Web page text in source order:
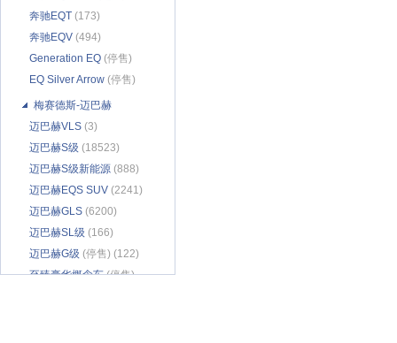
(276)
奔驰EQT (173)
奔驰EQV (494)
Generation EQ (停售)
(57)
EQ Silver Arrow (停售)
(34)
梅赛德斯-迈巴赫
迈巴赫VLS (3)
迈巴赫S级 (18523)
迈巴赫S级新能源 (888)
迈巴赫EQS SUV (2241)
迈巴赫GLS (6200)
迈巴赫SL级 (166)
迈巴赫G级 (停售) (122)
至臻豪华概念车(停售)